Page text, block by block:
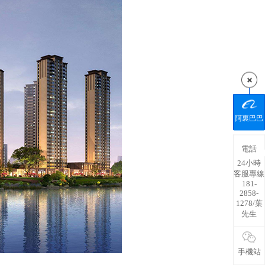
阿裏巴巴
電話
24小時
客服專線
181-
2858-
1278/葉
先生
手機站